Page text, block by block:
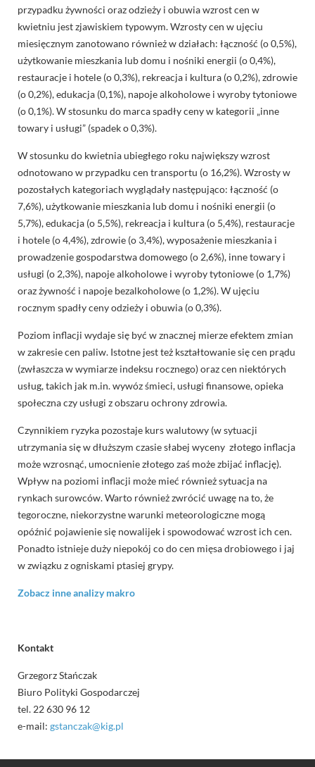
przypadku żywności oraz odzieży i obuwia wzrost cen w
kwietniu jest zjawiskiem typowym. Wzrosty cen w ujęciu
miesięcznym zanotowano również w działach: łączność (o 0,5%),
użytkowanie mieszkania lub domu i nośniki energii (o 0,4%),
restauracje i hotele (o 0,3%), rekreacja i kultura (o 0,2%), zdrowie
(o 0,2%), edukacja (0,1%), napoje alkoholowe i wyroby tytoniowe
(o 0,1%). W stosunku do marca spadły ceny w kategorii „inne
towary i usługi” (spadek o 0,3%).
W stosunku do kwietnia ubiegłego roku największy wzrost
odnotowano w przypadku cen transportu (o 16,2%). Wzrosty w
pozostałych kategoriach wyglądały następująco: łączność (o
7,6%), użytkowanie mieszkania lub domu i nośniki energii (o
5,7%), edukacja (o 5,5%), rekreacja i kultura (o 5,4%), restauracje
i hotele (o 4,4%), zdrowie (o 3,4%), wyposażenie mieszkania i
prowadzenie gospodarstwa domowego (o 2,6%), inne towary i
usługi (o 2,3%), napoje alkoholowe i wyroby tytoniowe (o 1,7%)
oraz żywność i napoje bezalkoholowe (o 1,2%). W ujęciu
rocznym spadły ceny odzieży i obuwia (o 0,3%).
Poziom inflacji wydaje się być w znacznej mierze efektem zmian
w zakresie cen paliw. Istotne jest też kształtowanie się cen prądu
(zwłaszcza w wymiarze indeksu rocznego) oraz cen niektórych
usług, takich jak m.in. wywóz śmieci, usługi finansowe, opieka
społeczna czy usługi z obszaru ochrony zdrowia.
Czynnikiem ryzyka pozostaje kurs walutowy (w sytuacji
utrzymania się w dłuższym czasie słabej wyceny złotego inflacja
może wzrosnąć, umocnienie złotego zaś może zbijać inflację).
Wpływ na poziomi inflacji może mieć również sytuacja na
rynkach surowców. Warto również zwrócić uwagę na to, że
tegoroczne, niekorzystne warunki meteorologiczne mogą
opóźnić pojawienie się nowalijek i spowodować wzrost ich cen.
Ponadto istnieje duży niepokój co do cen mięsa drobiowego i jaj
w związku z ogniskami ptasiej grypy.
Zobacz inne analizy makro
Kontakt
Grzegorz Stańczak
Biuro Polityki Gospodarczej
tel. 22 630 96 12
e-mail: gstanczak@kig.pl